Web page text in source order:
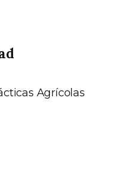
Agrícolas